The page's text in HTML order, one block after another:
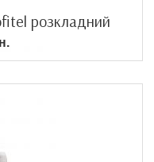
розкладний